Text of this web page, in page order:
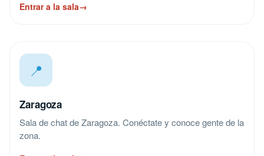
Entrar a la sala→
📍
Zaragoza
Sala de chat de Zaragoza. Conéctate y conoce gente de la
zona.